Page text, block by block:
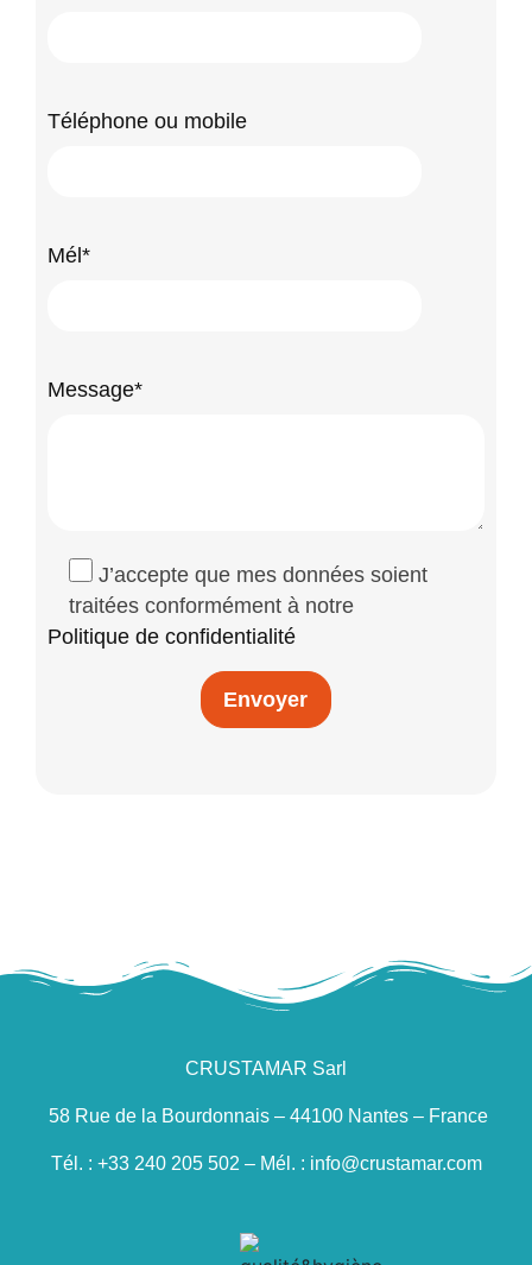
Téléphone ou mobile
Mél*
Message*
J’accepte que mes données soient
traitées conformément à notre
Politique de confidentialité
CRUSTAMAR Sarl
58 Rue de la Bourdonnais – 44100 Nantes – France
Tél. : +33 240 205 502 – Mél. : info@crustamar.com